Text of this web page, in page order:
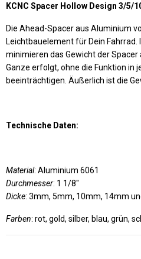
KCNC Spacer Hollow Design 3/5/
Die Ahead-Spacer aus Aluminium
Leichtbauelement für Dein
minimieren das Gewicht der
Ganze erfolgt, ohne die Funktion in
beeinträchtigen. Äußerlich ist die
Technische Daten:
Material: Aluminium 6061
Durchmesser: 1 1/8"
Dicke: 3mm, 5mm, 10mm, 14mm
Farben: rot, gold, silber, blau, grün,